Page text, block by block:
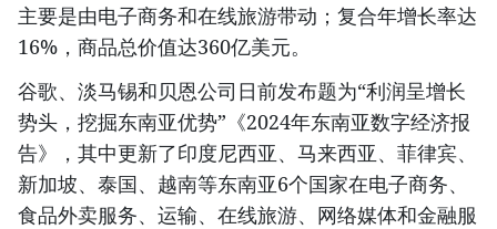
主要是由电子商务和在线旅游带动；复合年增长率达
16%，商品总价值达360亿美元。
谷歌、淡马锡和贝恩公司日前发布题为“利润呈增长
势头，挖掘东南亚优势”《2024年东南亚数字经济报
告》，其中更新了印度尼西亚、马来西亚、菲律宾、
新加坡、泰国、越南等东南亚6个国家在电子商务、
食品外卖服务、运输、在线旅游、网络媒体和金融服